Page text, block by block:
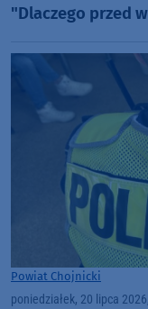
"Dlaczego przed
Powiat Chojnicki
poniedziałek, 20 lipca